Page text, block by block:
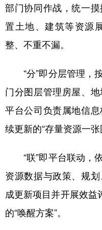
部门协同作战，统一
置土地、建筑等资源
整、不重不漏。
“分”即分层管理，
门分图层管理房屋、地
平台公司负责属地信
续更新的“存量资源一张
“联”即平台联动，
资源数据与政策、规
成更新项目并开展效益
的“唤醒方案”。